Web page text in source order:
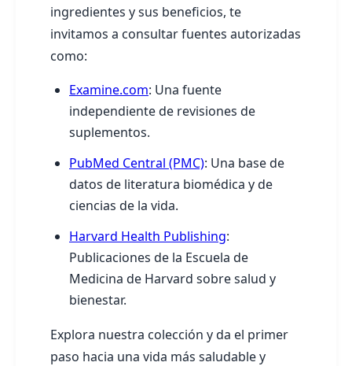
ingredientes y sus beneficios, te
invitamos a consultar fuentes autorizadas
como:
Examine.com: Una fuente
independiente de revisiones de
suplementos.
PubMed Central (PMC): Una base de
datos de literatura biomédica y de
ciencias de la vida.
Harvard Health Publishing:
Publicaciones de la Escuela de
Medicina de Harvard sobre salud y
bienestar.
Explora nuestra colección y da el primer
paso hacia una vida más saludable y